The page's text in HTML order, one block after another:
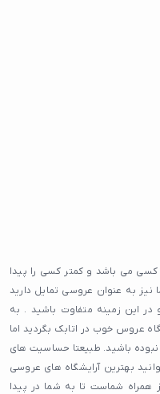
می باشد و کمتر کسی را پیدا
به عنوان عروسی تمایل دارید
این زمینه متفاوت باشید . به
عروس خوب در اتابک بگردید اما
باشید. طبیعتا حساسیت های
بهترین آرایشگاه های عروسی
همراه شماست تا به شما در پیدا